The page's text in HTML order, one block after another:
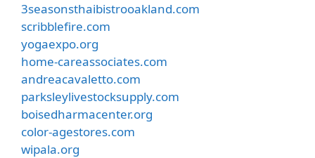
3seasonsthaibistrooakland.com
scribblefire.com
yogaexpo.org
home-careassociates.com
andreacavaletto.com
parksleylivestocksupply.com
boisedharmacenter.org
color-agestores.com
wipala.org